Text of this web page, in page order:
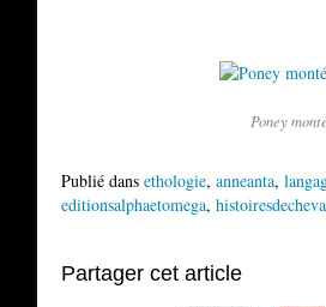
Poney
Publié dans ethologie, anneanta,
editionsalphaetomega,
Partager cet article